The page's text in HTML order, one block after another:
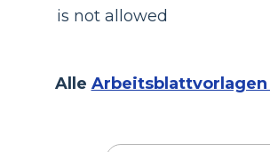
is not allowed
Alle Arbeitsblattvorlagen